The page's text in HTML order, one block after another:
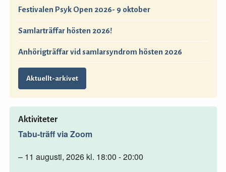
Festivalen Psyk Open 2026- 9 oktober
Samlarträffar hösten 2026!
Anhörigträffar vid samlarsyndrom hösten 2026
Aktuellt-arkivet
Aktiviteter
Tabu-träff via Zoom
– 11 augusti, 2026 kl. 18:00 - 20:00